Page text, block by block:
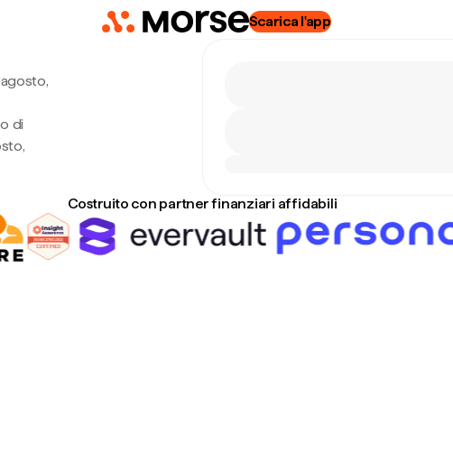
Scarica l'app
di
Costruito con partner finanziari affidabili